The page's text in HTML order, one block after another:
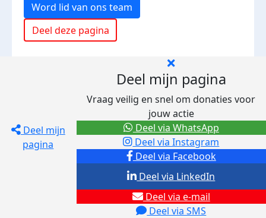
Word lid van ons team
Deel deze pagina
Deel mijn
pagina
Deel mijn pagina
Vraag veilig en snel om donaties voor
jouw actie
Deel via Facebook
Deel via Instagram
Deel via e-mail
Deel via SMS
Deel via LinkedIn
Deel via WhatsApp